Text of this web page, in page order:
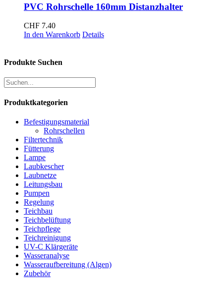
PVC Rohrschelle 160mm Distanzhalter
CHF 7.40
In den Warenkorb Details
Produkte Suchen
Produktkategorien
Befestigungsmaterial
Rohrschellen
Filtertechnik
Fütterung
Lampe
Laubkescher
Laubnetze
Leitungsbau
Pumpen
Regelung
Teichbau
Teichbelüftung
Teichpflege
Teichreinigung
UV-C Klärgeräte
Wasseranalyse
Wasseraufbereitung (Algen)
Zubehör